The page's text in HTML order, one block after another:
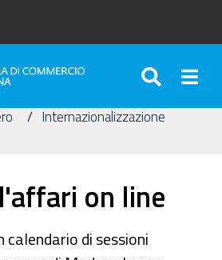
Internazionalizzazione
on line
calendario di sessioni